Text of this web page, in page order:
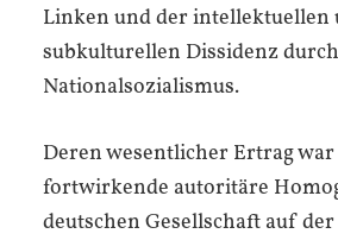
Linken und der intellektuellen
subkulturellen Dissidenz
Nationalsozialismus.
Deren wesentlicher Ertrag
fortwirkende autoritäre
deutschen Gesellschaft auf